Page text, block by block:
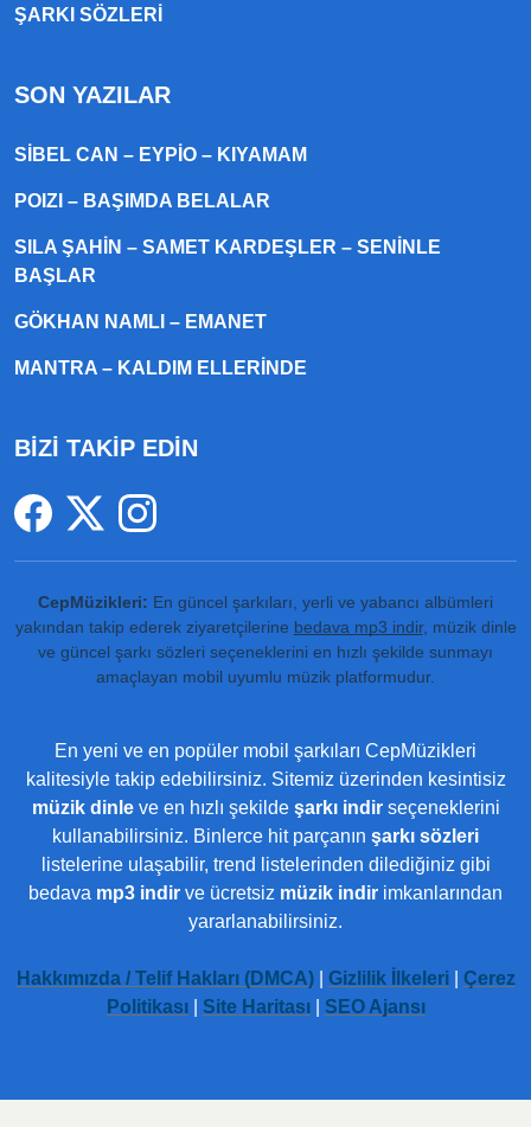
ŞARKI SÖZLERI
SON YAZILAR
SIBEL CAN – EYPIO – KIYAMAM
POIZI – BAŞIMDA BELALAR
SILA ŞAHIN – SAMET KARDEŞLER – SENINLE
BAŞLAR
GÖKHAN NAMLI – EMANET
MANTRA – KALDIM ELLERINDE
BİZİ TAKİP EDİN
CepMüzikleri: En güncel şarkıları, yerli ve yabancı albümleri
yakından takip ederek ziyaretçilerine bedava mp3 indir, müzik dinle
ve güncel şarkı sözleri seçeneklerini en hızlı şekilde sunmayı
amaçlayan mobil uyumlu müzik platformudur.
En yeni ve en popüler mobil şarkıları CepMüzikleri
kalitesiyle takip edebilirsiniz. Sitemiz üzerinden kesintisiz
müzik dinleve en hızlı şekilde şarkı indirseçeneklerini
kullanabilirsiniz. Binlerce hit parçanın şarkı sözleri
listelerine ulaşabilir, trend listelerinden dilediğiniz gibi
bedava mp3 indir ve ücretsiz müzik indir imkanlarından
yararlanabilirsiniz.
Hakkımızda / Telif Hakları (DMCA)| Gizlilik İlkeleri| Çerez
Politikası| Site Haritası| SEO Ajansı